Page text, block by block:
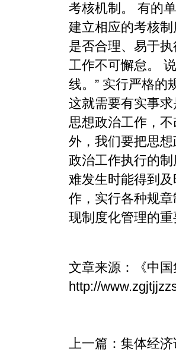
考核机制。 有的
建立相应的考核
是否合理、易于
工作不可懈怠。
线。” 实行严格的
这就需要有实事
思想政治工作，
外，我们要把思
政治工作执行的
难发生时能得到
作，实行各种规
现制度化管理的
文章来源：
《中
http://
上一篇： 集体经